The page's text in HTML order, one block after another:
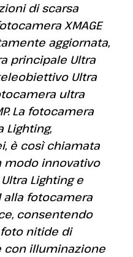
di scarsa
XMAGE
aggiornata,
principale Ultra
Ultra
ultra
La fotocamera
Lighting,
è così chiamata
modo innovativo
Lighting e
alla fotocamera
consentendo
nitide di
con illuminazione